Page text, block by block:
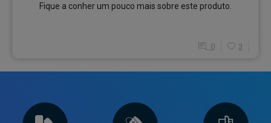
Fique a conher um pouco mais sobre este produto.
0 3